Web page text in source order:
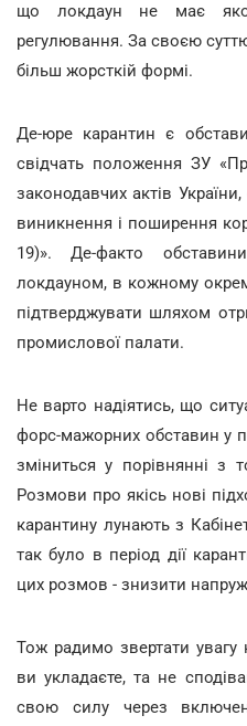
що локдаун не має
регулювання. За своєю
більш жорсткій формі.
Де-юре карантин є
свідчать положення ЗУ
законодавчих актів
виникнення і поширення
19)». Де-факто
локдауном, в кожному
підтверджувати шляхом
промислової палати.
Не варто надіятись, що
форс-мажорних обставин у
зміниться у порівнянні з
Розмови про якісь нові
карантину лунають з
так було в період дії
цих розмов - знизити
Тож радимо звертати
ви укладаєте, та не
свою силу через